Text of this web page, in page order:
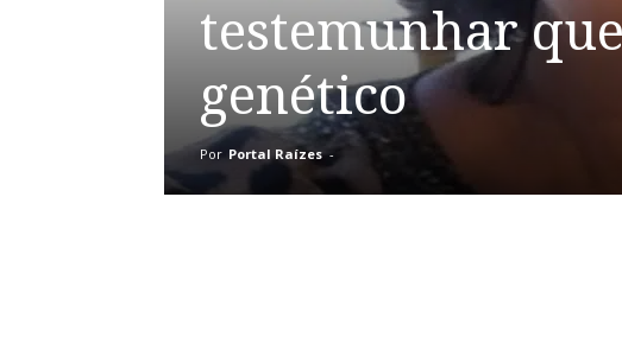
testemunhar
genético
Por Portal Raízes -